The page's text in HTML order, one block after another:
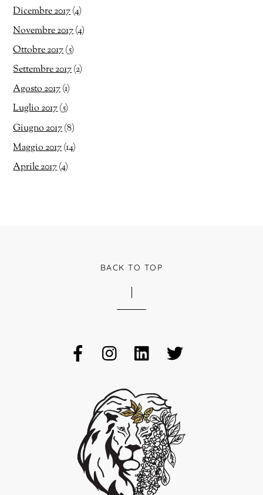
Dicembre 2017(4)
Novembre 2017(4)
Ottobre 2017(5)
Settembre 2017(2)
Agosto 2017(1)
Luglio 2017(5)
Giugno 2017(8)
Maggio 2017(14)
Aprile 2017(4)
BACK TO TOP